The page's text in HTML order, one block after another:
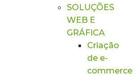
SOLUÇÕES
WEB E
GRÁFICA
Criação
de e-
commerce